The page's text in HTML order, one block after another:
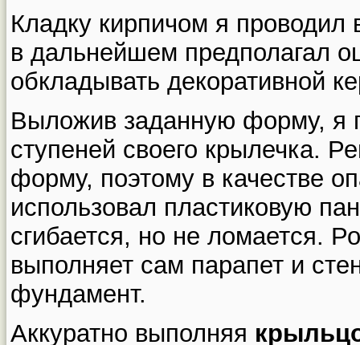
Кладку кирпичом я проводил
в дальнейшем предполагал
обкладывать декоративной
Выложив заданную форму, я
ступеней своего крылечка.
форму, поэтому в качестве
использовал пластиковую
сгибается, но не ломается.
выполняет сам парапет и
фундамент.
Аккуратно выполняя